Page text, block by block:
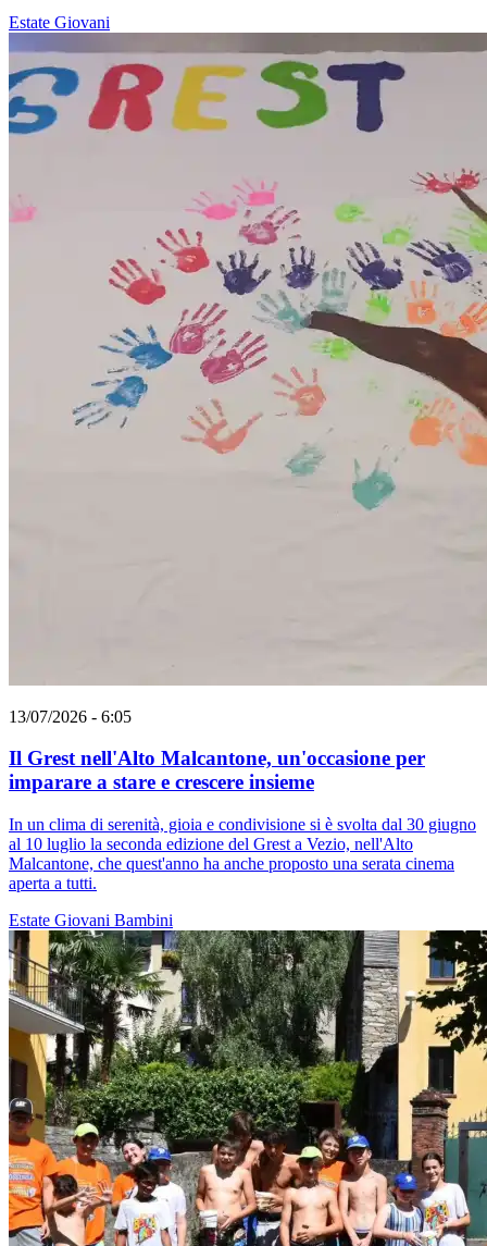
Estate Giovani
13/07/2026 - 6:05
Il Grest nell'Alto Malcantone, un'occasione per
imparare a stare e crescere insieme
In un clima di serenità, gioia e condivisione si è svolta dal 30 giugno
al 10 luglio la seconda edizione del Grest a Vezio, nell'Alto
Malcantone, che quest'anno ha anche proposto una serata cinema
aperta a tutti.
Estate Giovani Bambini